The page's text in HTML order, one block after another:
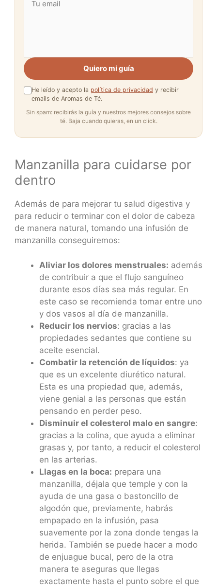
Quiero mi guía
He leído y acepto la política de privacidad y recibir
emails de Aromas de Té.
Sin spam: recibirás la guía y nuestros mejores consejos sobre
té. Baja cuando quieras, en un click.
Manzanilla para cuidarse por
dentro
Además de para mejorar tu salud digestiva y
para reducir o terminar con el dolor de cabeza
de manera natural, tomando una infusión de
manzanilla conseguiremos:
Aliviar los dolores menstruales: además
de contribuir a que el flujo sanguíneo
durante esos días sea más regular. En
este caso se recomienda tomar entre uno
y dos vasos al día de manzanilla.
Reducir los nervios: gracias a las
propiedades sedantes que contiene su
aceite esencial.
Combatir la retención de líquidos: ya
que es un excelente diurético natural.
Esta es una propiedad que, además,
viene genial a las personas que están
pensando en perder peso.
Disminuir el colesterol malo en sangre:
gracias a la colina, que ayuda a eliminar
grasas y, por tanto, a reducir el colesterol
en las arterias.
Llagas en la boca: prepara una
manzanilla, déjala que temple y con la
ayuda de una gasa o bastoncillo de
algodón que, previamente, habrás
empapado en la infusión, pasa
suavemente por la zona donde tengas la
herida. También se puede hacer a modo
de enjuague bucal, pero de la otra
manera te aseguras que llegas
exactamente hasta el punto sobre el que